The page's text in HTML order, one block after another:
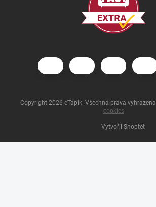
Vytvořil Shoptet
Copyright 2026 eTapik. Všechna práva vyhrazena.
cookies